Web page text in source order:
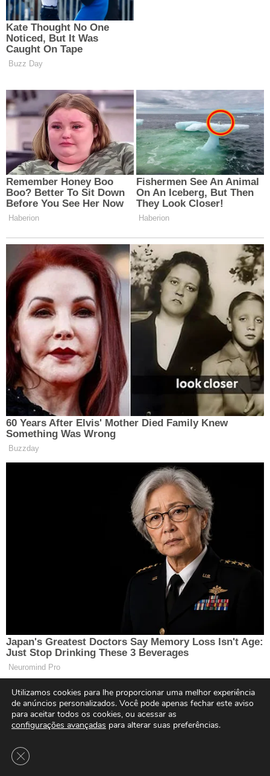
Utilizamos cookies para lhe proporcionar uma melhor experiência
de anúncios personalizados. Você pode apenas fechar este aviso
para aceitar todos os cookies, ou acessar as
configurações avançadas para alterar suas preferências.
Close GDPR Cookie Banner